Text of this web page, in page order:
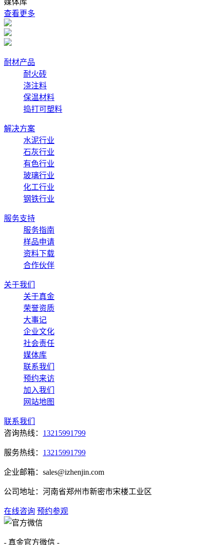
媒体库
查看更多
耐材产品
耐火砖
浇注料
保温材料
捣打可塑料
解决方案
水泥行业
石灰行业
有色行业
玻璃行业
化工行业
钢铁行业
服务支持
服务指南
样品申请
资料下载
合作伙伴
关于我们
关于真金
荣誉资质
大事记
企业文化
社会责任
媒体库
联系我们
预约来访
加入我们
网站地图
联系我们
咨询热线： 13215991799
服务热线： 13215991799
企业邮箱：sales@izhenjin.com
公司地址：河南省郑州市新密市宋楼工业区
在线咨询 预约参观
- 真金官方微信 -